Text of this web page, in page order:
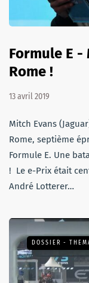
Formule E -
Rome !
13 avril 2019
Mitch Evans
Rome, septième
Formule E. Une
! Le e-Prix était
André Lotterer…
DOSSIER -